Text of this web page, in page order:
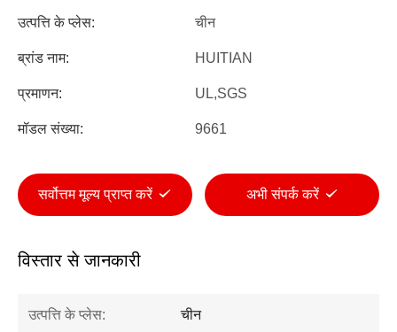
उत्पत्ति के प्लेस: चीन
ब्रांड नाम: HUITIAN
प्रमाणन: UL,SGS
मॉडल संख्या: 9661
सर्वोत्तम मूल्य प्राप्त करें अभी संपर्क करें
विस्तार से जानकारी
उत्पत्ति के प्लेस: चीन